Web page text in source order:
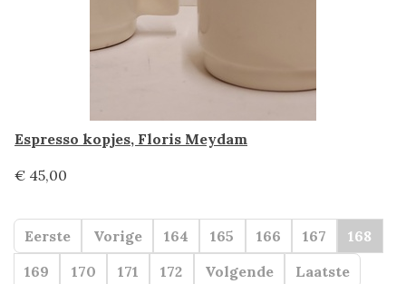
Espresso kopjes, Floris Meydam
€ 45,00
Eerste Vorige 164 165 166 167
168
169
170 171 172 Volgende Laatste